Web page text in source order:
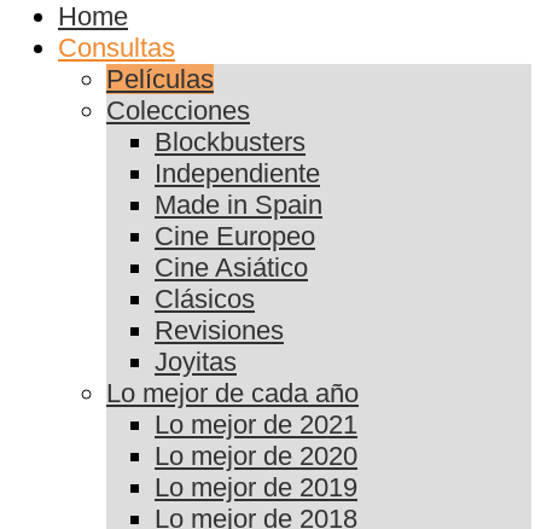
Home
Consultas
Películas
Colecciones
Blockbusters
Independiente
Made in Spain
Cine Europeo
Cine Asiático
Clásicos
Revisiones
Joyitas
Lo mejor de cada año
Lo mejor de 2021
Lo mejor de 2020
Lo mejor de 2019
Lo mejor de 2018